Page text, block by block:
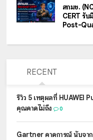
สกมช.
CERT รับ
Post-
RECENT
รีวิว 5 เหตุผลที่ HUAWEI
คุณคาดไม่ถึง
0
Gartner คาดการณ์ นับจา